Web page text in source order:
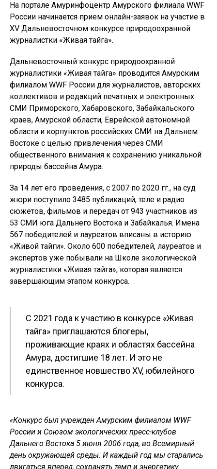
На портале Амуринфоцентр Амурского филиала WWF
России начинается прием онлайн-заявок на участие в
XV Дальневосточном конкурсе природоохранной
журналистки «Живая тайга».
Дальневосточный конкурс природоохранной
журналистики «Живая тайга» проводится Амурским
филиалом WWF России для журналистов, авторских
коллективов и редакций печатных и электронных
СМИ Приморского, Хабаровского, Забайкальского
краев, Амурской области, Еврейской автономной
области и корпунктов российских СМИ на Дальнем
Востоке с целью привлечения через СМИ
общественного внимания к сохранению уникальной
природы бассейна Амура.
За 14 лет его проведения, с 2007 по 2020 гг., на суд
жюри поступило 3485 публикаций, теле и радио
сюжетов, фильмов и передач от 943 участников из
53 СМИ юга Дальнего Востока и Забайкалья. Имена
567 победителей и лауреатов вписаны в историю
«Живой тайги». Около 600 победителей, лауреатов и
экспертов уже побывали на Школе экологической
журналистики «Живая тайга», которая является
завершающим этапом конкурса.
С 2021 года к участию в конкурсе «Живая
тайга» приглашаются блогеры,
проживающие краях и областях бассейна
Амура, достигшие 18 лет. И это не
единственное новшество XV, юбилейного
конкурса.
«Конкурс был учрежден Амурским филиалом WWF
России и Союзом экологических пресс-клубов
Дальнего Востока 5 июня 2006 года, во Всемирный
день окружающей среды. И каждый год мы старались
двигаться вперед, сохранять темп и энергетику